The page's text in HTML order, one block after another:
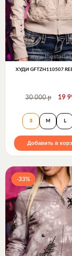
ХУДИ GFTZH110507
30 000р 19
S M L
Добавить в
-33%